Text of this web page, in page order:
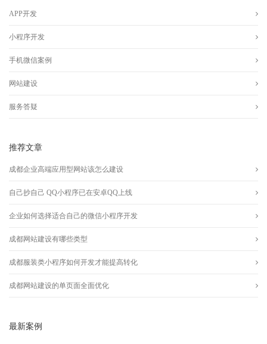
APP开发
小程序开发
手机微信案例
网站建设
服务答疑
推荐文章
成都企业高端应用型网站该怎么建设
自己抄自己 QQ小程序已在安卓QQ上线
企业如何选择适合自己的微信小程序开发
成都网站建设有哪些类型
成都服装类小程序如何开发才能提高转化
成都网站建设的单页面全面优化
最新案例